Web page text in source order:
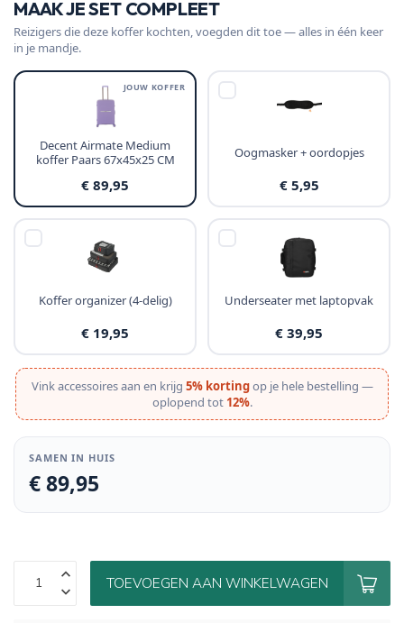
MAAK JE SET COMPLEET
Reizigers die deze koffer kochten, voegden dit toe — alles in één keer
in je mandje.
JOUW KOFFER
Decent Airmate Medium
koffer Paars 67x45x25 CM
€ 89,95
Oogmasker + oordopjes
€ 5,95
Koffer organizer (4-delig)
€ 19,95
Underseater met laptopvak
€ 39,95
Vink accessoires aan en krijg 5% kortingop je hele bestelling —
oplopend tot 12%.
SAMEN IN HUIS
€ 89,95
TOEVOEGEN AAN WINKELWAGEN